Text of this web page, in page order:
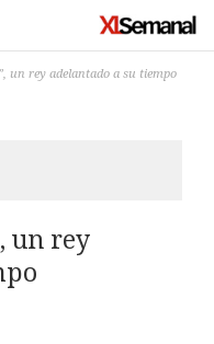
un rey adelantado a su tiempo
un rey